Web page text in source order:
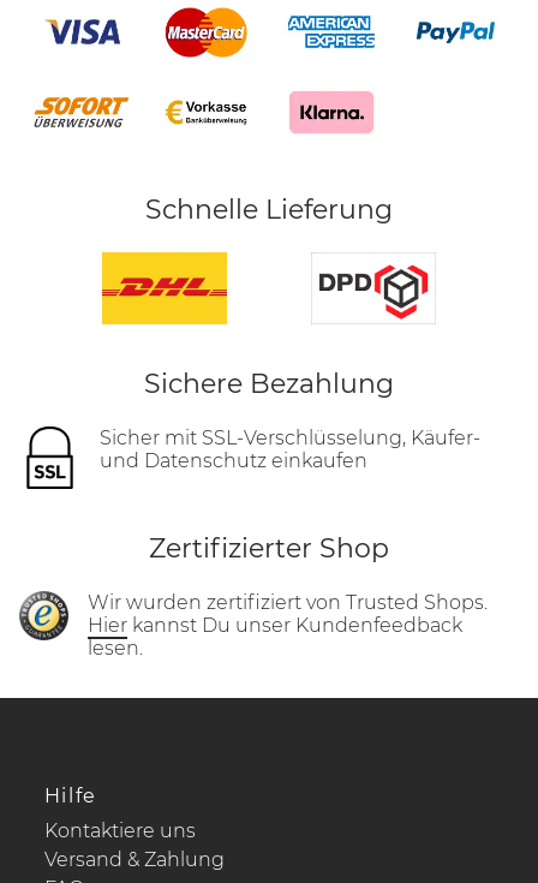
Schnelle Lieferung
Sichere Bezahlung
Sicher mit SSL-Verschlüsselung, Käufer-
und Datenschutz einkaufen
Zertifizierter Shop
Wir wurden zertifiziert von Trusted Shops.
Hier kannst Du unser Kundenfeedback
lesen.
Hilfe
Kontaktiere uns
Versand & Zahlung